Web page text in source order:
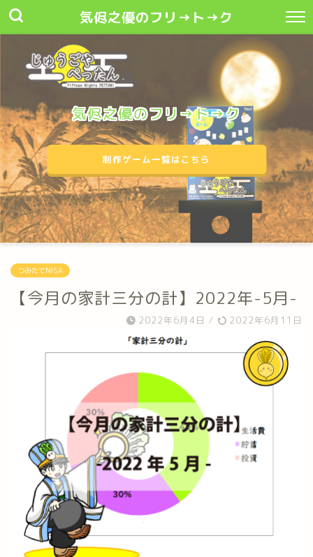
気侭之優のフリ→ト→ク
気侭之優のフリ→ト→ク
制作ゲーム一覧はこちら
つみたてNISA
【今月の家計三分の計】2022年-5月-
2022年6月4日 / 2022年6月11日